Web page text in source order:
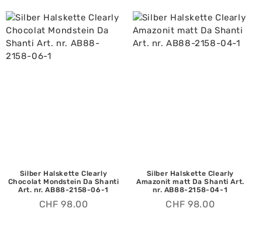
Silber Halskette Clearly
Chocolat Mondstein Da Shanti
Art. nr. AB88-2158-06-1
CHF 98.00
Silber Halskette Clearly
Amazonit matt Da Shanti Art.
nr. AB88-2158-04-1
CHF 98.00